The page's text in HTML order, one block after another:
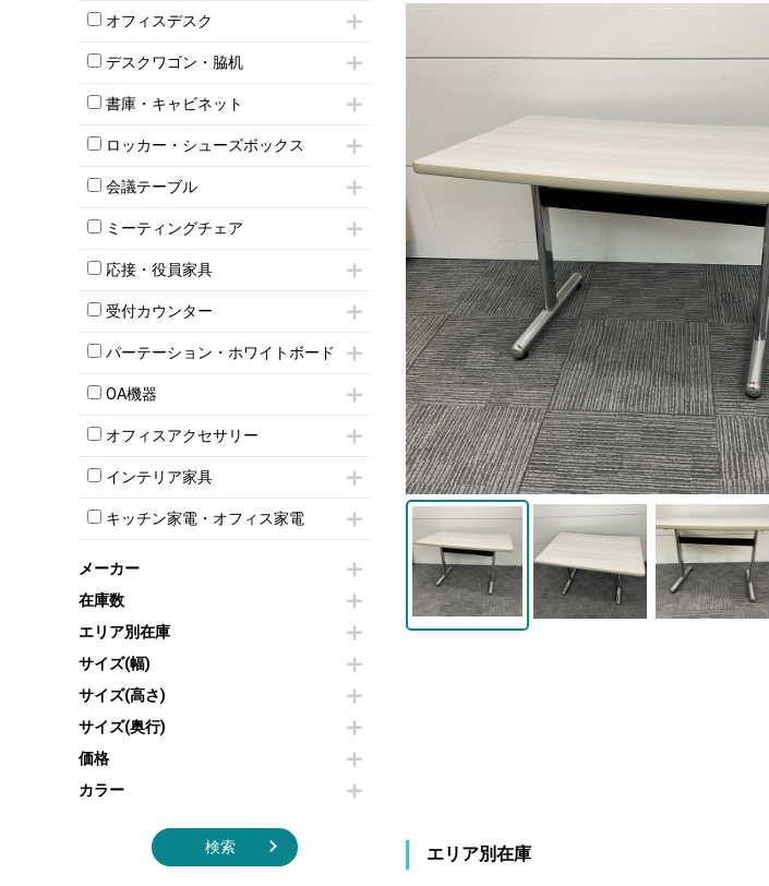
肘付きチェア
肘無しチェア
役員チェア
オフィスチェアその他
オフィスデスク
片袖机
フリーアドレスデスク（ベンチデスク）
昇降デスク
両袖机
デスクワゴン・脇机
インワゴン2段
インワゴン3段
脇机
書庫・キャビネット
ハイキャビネット
ローキャビネット
両開きキャビネット
上下連結キャビネット
軽量ラック（スチールラック）
収納家具その他
オープン書庫
両開書庫
引き違い書庫
ロッカー・シューズボックス
1人用ロッカー
2人用ロッカー
3人用ロッカー
5人用ロッカー
8人用ロッカー
多人数ロッカー
シリンダー錠ロッカー
ダイヤル錠ロッカー
ボタン錠ロッカー
シューズロッカー・下駄箱
ロッカーその他
会議テーブル
ミーティングテーブル
スタッキングテーブル
ネスティングテーブル
カウンターテーブル
T字脚テーブル
会議テーブルW1200～
会議テーブルW1800～
折りたたみ会議テーブル
ハイテーブル
ミーティングチェア
キャスター付きミーティングチェア
スタッキングミーティングチェア
テーブル付きミーティングチェア
折りたたみミーティングチェア
ハイチェア
ミーティングチェアその他
応接・役員家具
応接セット
応接ソファ
応接チェア
応接・役員家具その他
受付カウンター
ハイカウンター
ローカウンター
ラウンジカウンター
パーテーション・ホワイトボード
パーテーション
自立タイプパーテーション
パーテーションその他
壁掛けホワイトボード
ホワイトボードその他
OA機器
iPad
電話機（ビジネスフォン）
シュレッダー
スクリーン
プリンター・コピー機
オフィスアクセサリー
チェア用台車
演台・講演台・演説台
防音パネル
コートハンガー・ポールハンガー
傘立て
食器棚・キッチンキャビネット
オフィスアクセサリーその他
インテリア家具
モールドチェア
ダイニングチェア
カウンターテーブル
センターテーブル・サイドテーブル
カフェテーブル
ソファ
シェルフ
ダストボックス（ゴミ箱）
インテリア家具その他
キッチン家電・オフィス家電
冷蔵庫・洗濯機
空気清浄機・加湿器
電子レンジ
液晶テレビ・モニター類
エアコン
照明機器
季節家電
その他キッチン家電・オフィス家電
メーカー
在庫数
エリア別在庫
サイズ(幅)
サイズ(高さ)
サイズ(奥行)
価格
カラー
検索 エリア別在庫